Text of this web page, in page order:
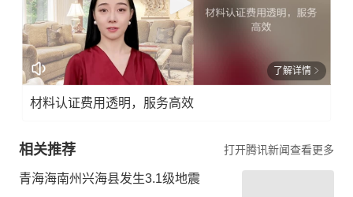
了解详情
材料认证费用透明，服务高效
相关推荐 打开腾讯新闻查看更多
青海海南州兴海县发生3.1级地震